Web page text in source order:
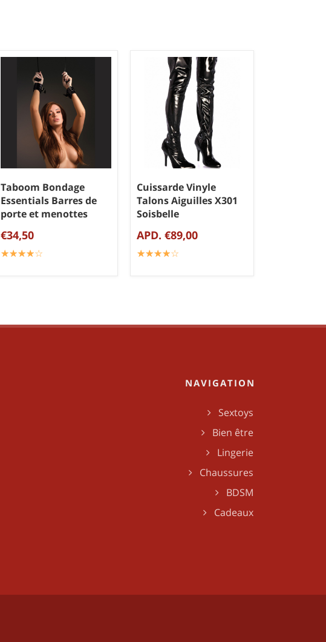
Taboom Bondage
Essentials Barres de
porte et menottes
€34,50
☆☆☆☆☆
★★★★★
Cuissarde Vinyle
Talons Aiguilles X301
Soisbelle
APD. €89,00
☆☆☆☆☆
★★★★★
NAVIGATION
Sextoys
Bien être
Lingerie
Chaussures
BDSM
Cadeaux